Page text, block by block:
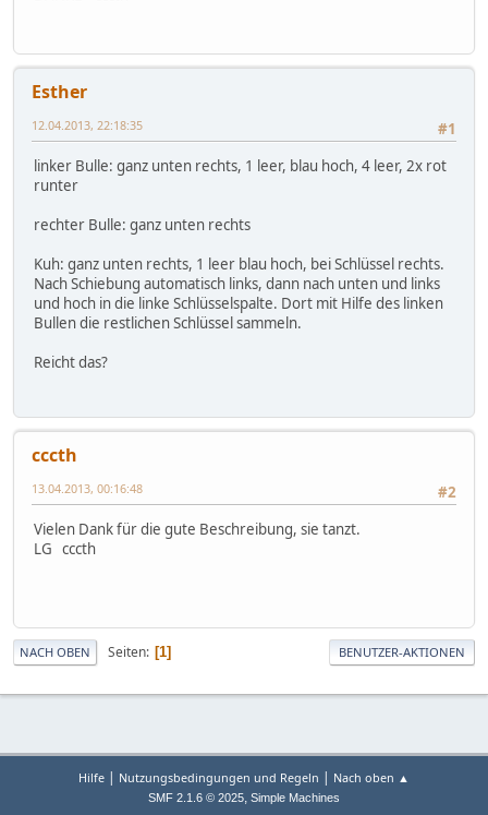
Esther
#1
12.04.2013, 22:18:35
linker Bulle: ganz unten rechts, 1 leer, blau hoch, 4 leer, 2x rot
runter
rechter Bulle: ganz unten rechts
Kuh: ganz unten rechts, 1 leer blau hoch, bei Schlüssel rechts.
Nach Schiebung automatisch links, dann nach unten und links
und hoch in die linke Schlüsselspalte. Dort mit Hilfe des linken
Bullen die restlichen Schlüssel sammeln.
Reicht das?
cccth
#2
13.04.2013, 00:16:48
Vielen Dank für die gute Beschreibung, sie tanzt.
LG cccth
NACH OBEN Seiten 1 BENUTZER-AKTIONEN
Hilfe Nutzungsbedingungen und Regeln Nach oben ▲
SMF 2.1.6 © 2025, Simple Machines